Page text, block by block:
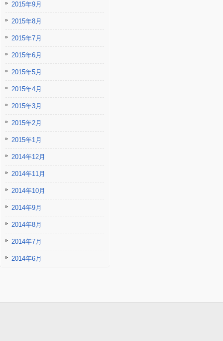
2015年9月
2015年8月
2015年7月
2015年6月
2015年5月
2015年4月
2015年3月
2015年2月
2015年1月
2014年12月
2014年11月
2014年10月
2014年9月
2014年8月
2014年7月
2014年6月